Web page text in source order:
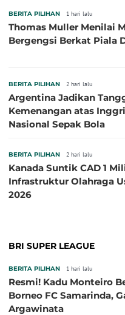
BERITA PILIHAN 1 hari lalu
Thomas Muller Menilai
Bergengsi Berkat Piala
BERITA PILIHAN 2 hari lalu
Argentina Jadikan
Kemenangan atas
Nasional Sepak Bola
BERITA PILIHAN 2 hari lalu
Kanada Suntik CAD 1
Infrastruktur Olahraga
2026
BRI SUPER LEAGUE
BERITA PILIHAN 1 hari lalu
Resmi! Kadu Monteiro
Borneo FC Samarinda,
Argawinata